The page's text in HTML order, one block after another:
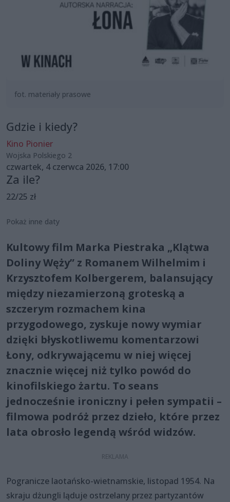
fot. materiały prasowe
Gdzie i kiedy?
Kino Pionier
Wojska Polskiego 2
czwartek, 4 czerwca 2026, 17:00
Za ile?
22/25 zł
Pokaż inne daty
Kultowy film Marka Piestraka „Klątwa
Doliny Węży” z Romanem Wilhelmim i
Krzysztofem Kolbergerem, balansujący
między niezamierzoną groteską a
szczerym rozmachem kina
przygodowego, zyskuje nowy wymiar
dzięki błyskotliwemu komentarzowi
Łony, odkrywającemu w niej więcej
znacznie więcej niż tylko powód do
kinofilskiego żartu. To seans
jednocześnie ironiczny i pełen sympatii –
filmowa podróż przez dzieło, które przez
lata obrosło legendą wśród widzów.
Pogranicze laotańsko-wietnamskie, listopad 1954. Na
skraju dżungli ląduje ostrzelany przez partyzantów